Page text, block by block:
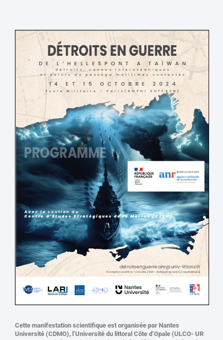
Cette manifestation scientifique est organisée par Nantes
Université (CDMO), l’Université du littoral Côte d’Opale (ULCO- UR